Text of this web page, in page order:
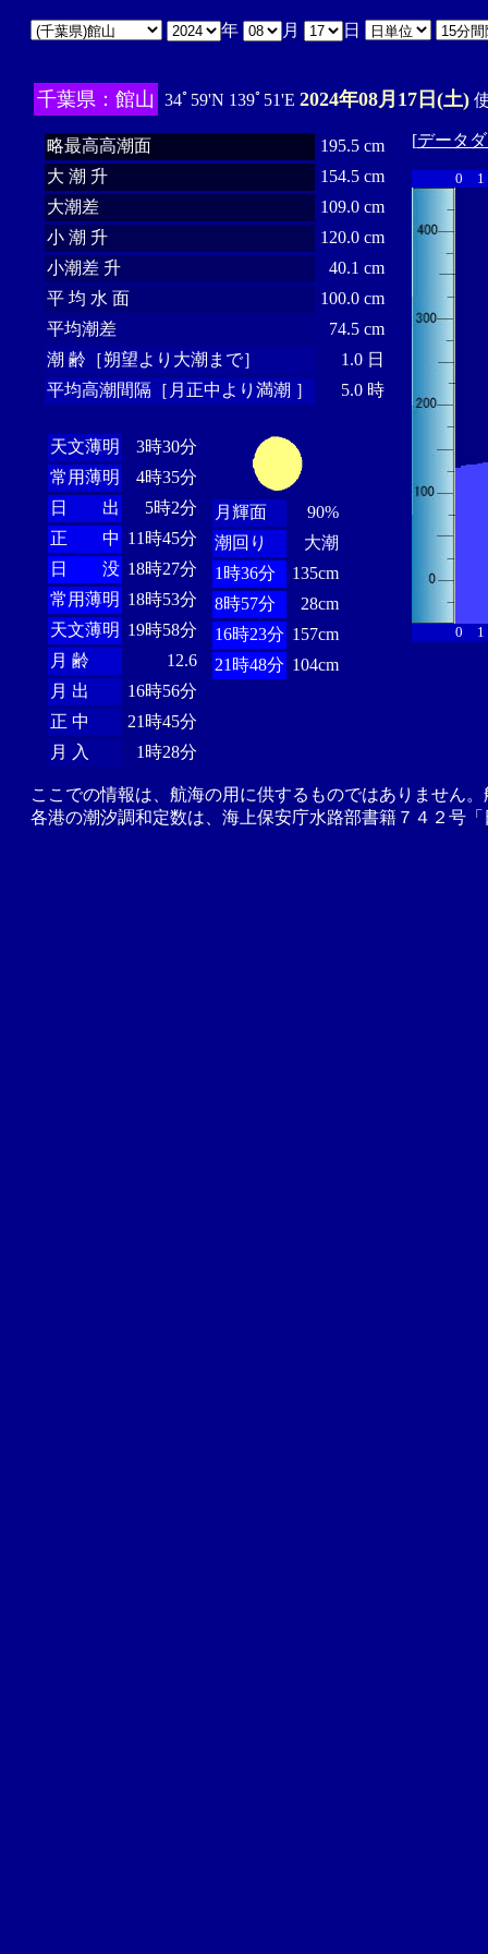
年 月 日
千葉県：館山 34ﾟ59'N 139ﾟ51'E 2024年08月17日(土)
略最高高潮面
195.5 cm
大 潮 升
154.5 cm
大潮差
109.0 cm
小 潮 升
120.0 cm
小潮差 升
40.1 cm
平 均 水 面
100.0 cm
平均潮差
74.5 cm
潮 齢［朔望より大潮まで］
1.0 日
平均高潮間隔［月正中より満潮 ］
5.0 時
天文薄明
3時30分
常用薄明
4時35分
日 出
5時2分
正 中 11時45分
日 没 18時27分
常用薄明 18時53分
天文薄明 19時58分
月 齢
12.6
月 出
16時56分
正 中
21時45分
月 入
1時28分
月輝面
90%
潮回り
大潮
1時36分
135cm
8時57分
28cm
16時23分 157cm
21時48分 104cm
[データ
0 1
0 1
ここでの情報は、航海の用に供するものではありません
各港の潮汐調和定数は、海上保安庁水路部書籍７４２号